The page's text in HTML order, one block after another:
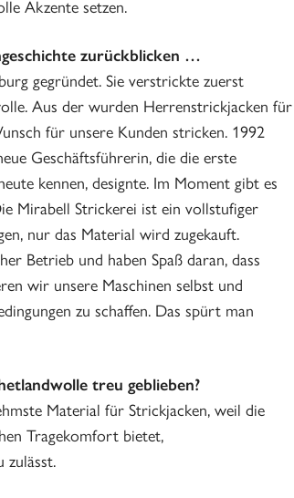
Akzente setzen.
zurückblicken …
gegründet. Sie verstrickte zuerst
Aus der wurden Herrenstrickjacken für
für unsere Kunden stricken. 1992
Geschäftsführerin, die die erste
kennen, designte. Im Moment gibt es
Mirabell Strickerei ist ein vollstufiger
nur das Material wird zugekauft.
Betrieb und haben Spaß daran, dass
wir unsere Maschinen selbst und
zu schaffen. Das spürt man
treu geblieben?
Material für Strickjacken, weil die
Tragekomfort bietet,
zulässt.